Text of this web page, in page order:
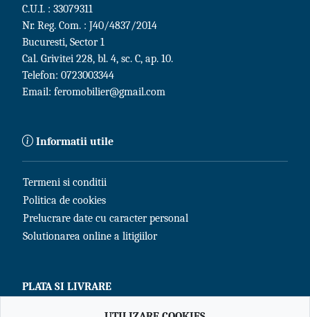
C.U.I. : 33079311
Nr. Reg. Com. : J40/4837/2014
Bucuresti, Sector 1
Cal. Grivitei 228, bl. 4, sc. C, ap. 10.
Telefon: 0723003344
Email: feromobilier@gmail.com
Informatii utile
Termeni si conditii
Politica de cookies
Prelucrare date cu caracter personal
Solutionarea online a litigiilor
PLATA SI LIVRARE